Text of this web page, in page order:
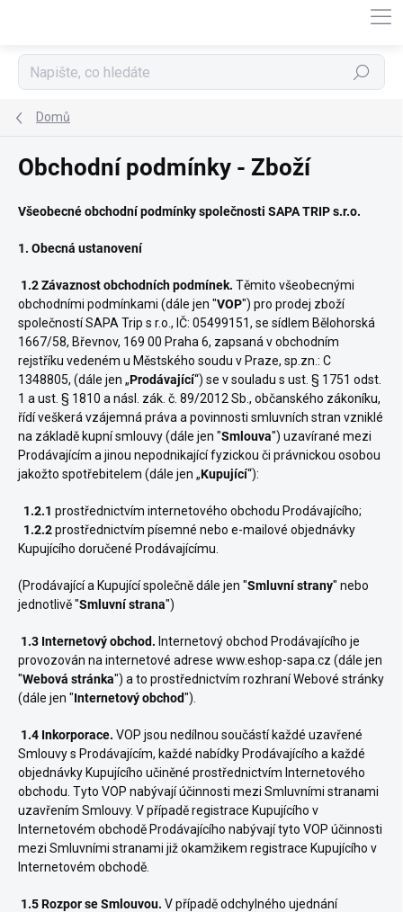
Hledat
Domů
Obchodní podmínky - Zboží
Všeobecné obchodní podmínky společnosti SAPA TRIP s.r.o.
1. Obecná ustanovení
1.2 Závaznost obchodních podmínek. Těmito všeobecnými
obchodními podmínkami (dále jen "VOP") pro prodej zboží
společností SAPA Trip s r.o., IČ: 05499151, se sídlem Bělohorská
1667/58, Břevnov, 169 00 Praha 6, zapsaná v obchodním
rejstříku vedeném u Městského soudu v Praze, sp.zn.: C
1348805, (dále jen „Prodávající“) se v souladu s ust. § 1751 odst.
1 a ust. § 1810 a násl. zák. č. 89/2012 Sb., občanského zákoníku,
řídí veškerá vzájemná práva a povinnosti smluvních stran vzniklé
na základě kupní smlouvy (dále jen "Smlouva") uzavírané mezi
Prodávajícím a jinou nepodnikající fyzickou či právnickou osobou
jakožto spotřebitelem (dále jen „Kupující“):
1.2.1 prostřednictvím internetového obchodu Prodávajícího;
1.2.2prostřednictvím písemné nebo e-mailové objednávky
Kupujícího doručené Prodávajícímu.
(Prodávající a Kupující společně dále jen "Smluvní strany" nebo
jednotlivě "Smluvní strana")
1.3 Internetový obchod. Internetový obchod Prodávajícího je
provozován na internetové adrese www.eshop-sapa.cz (dále jen
"Webová stránka") a to prostřednictvím rozhraní Webové stránky
(dále jen "Internetový obchod").
1.4 Inkorporace. VOP jsou nedílnou součástí každé uzavřené
Smlouvy s Prodávajícím, každé nabídky Prodávajícího a každé
objednávky Kupujícího učiněné prostřednictvím Internetového
obchodu. Tyto VOP nabývají účinnosti mezi Smluvními stranami
uzavřením Smlouvy. V případě registrace Kupujícího v
Internetovém obchodě Prodávajícího nabývají tyto VOP účinnosti
mezi Smluvními stranami již okamžikem registrace Kupujícího v
Internetovém obchodě.
1.5 Rozpor se Smlouvou. V případě odchylného ujednání